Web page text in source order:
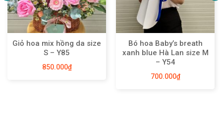
Giỏ hoa mix hồng da size
S – Y85
850.000₫
Bó hoa Baby’s breath
xanh blue Hà Lan size M
– Y54
700.000₫